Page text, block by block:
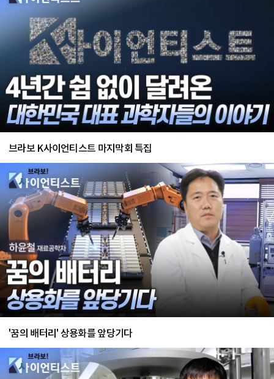
브라보 K사이언티스트 마지막회 특집
'꿈의 배터리' 상용화를 앞당기다